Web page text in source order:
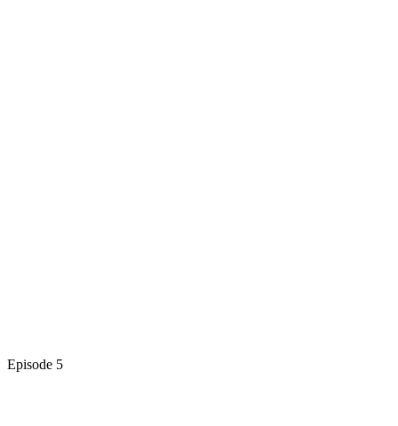
Episode 5